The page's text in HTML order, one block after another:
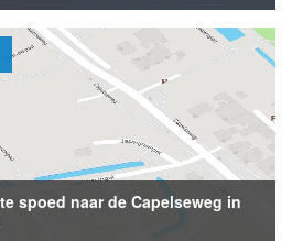
spoed naar de Capelseweg in